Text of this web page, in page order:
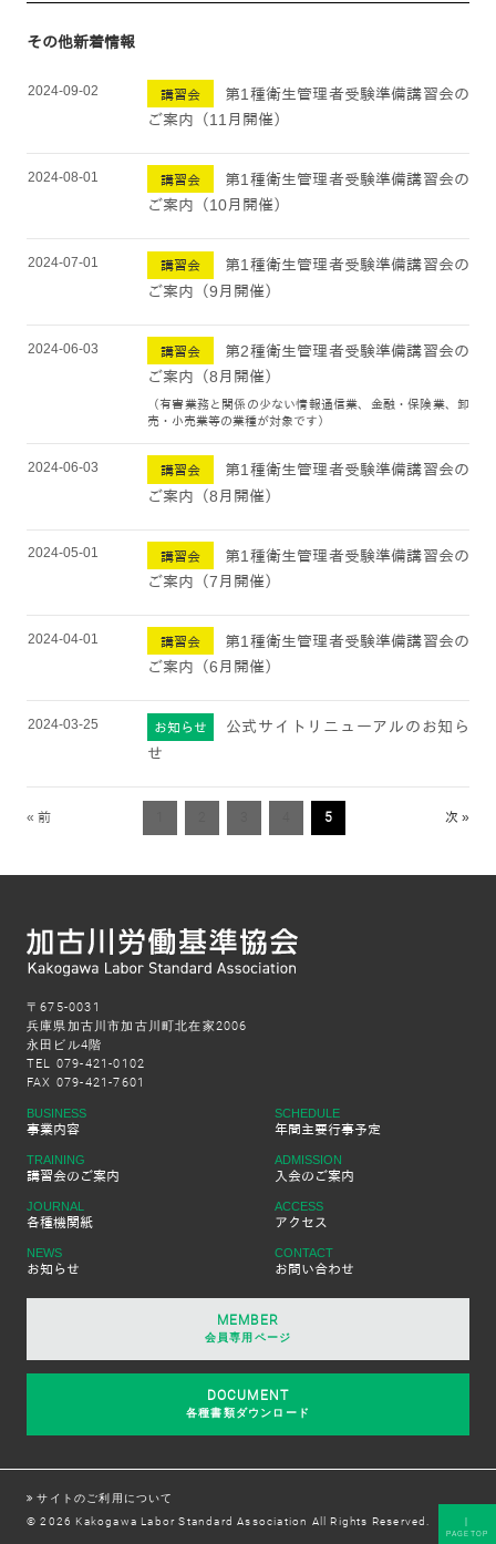
その他新着情報
2024-09-02 講習会
第1種衛生管理者受験準備講習会の
ご案内（11月開催）
2024-08-01 講習会
第1種衛生管理者受験準備講習会の
ご案内（10月開催）
2024-07-01 講習会
第1種衛生管理者受験準備講習会の
ご案内（9月開催）
2024-06-03 講習会
第2種衛生管理者受験準備講習会の
ご案内（8月開催）
（有害業務と関係の少ない情報通信業、金融・保険業、卸
売・小売業等の業種が対象です）
2024-06-03 講習会
第1種衛生管理者受験準備講習会の
ご案内（8月開催）
2024-05-01 講習会
第1種衛生管理者受験準備講習会の
ご案内（7月開催）
2024-04-01 講習会
第1種衛生管理者受験準備講習会の
ご案内（6月開催）
2024-03-25 お知らせ
公式サイトリニューアルのお知ら
せ
« 前 5 次 »
｜
PAGETOP
〒675-0031
兵庫県加古川市加古川町北在家2006
永田ビル4階
TEL 079-421-0102
FAX 079-421-7601
BUSINESS
事業内容
SCHEDULE
年間主要行事予定
TRAINING
講習会のご案内
ADMISSION
入会のご案内
JOURNAL
各種機関紙
ACCESS
アクセス
NEWS
お知らせ
CONTACT
お問い合わせ
MEMBER
会員専用ページ
DOCUMENT
各種書類ダウンロード
サイトのご利用について
© 2026 Kakogawa Labor Standard Association All Rights Reserved.